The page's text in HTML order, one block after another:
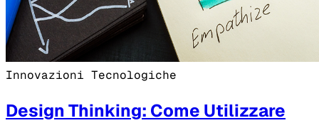
Innovazioni Tecnologiche
Design Thinking: Come Utilizzare